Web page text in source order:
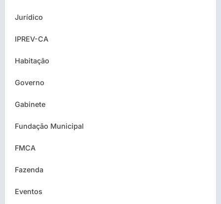
Jurídico
IPREV-CA
Habitação
Governo
Gabinete
Fundação Municipal
FMCA
Fazenda
Eventos